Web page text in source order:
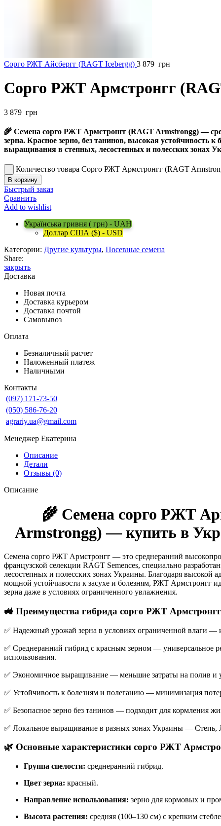
Сорго РЖТ Айсбергг (RAGT Icebergg) 3 879 грн
Сорго РЖТ Армстронгг
3 879 грн
🌾 Семена сорго РЖТ Армстронгг (RAGT Armstrongg) —
зерна. Красное зерно, без танинов, высокая устойчивость
выращивания в степных, лесостепных и полесских зонах
Количество товара Сорго РЖТ Армстронгг (RAGT
В корзину
Быстрый заказ
Сравнить
Add to wishlist
Українська гривня ( грн) - UAH
Доллар США ($) - USD
Категории: Другие культуры, Посевные семена
Share:
закрыть
Доставка
Новая почта
Доставка курьером
Доставка почтой
Самовывоз
Оплата
Безналичный расчет
Наложенный платеж
Наличными
Контакты
(097) 171-73-50
(050) 586-76-20
agrariy.ua@gmail.com
Менеджер Екатерина
Описание
Детали
Отзывы (0)
Описание
🌾 Семена сорго РЖТ
Armstrongg) — купить в
Семена сорго РЖТ Армстронгг — это среднеранний
французской селекции RAGT Semences, специально
лесостепных и полесских зонах Украины. Благодаря высокой
мощной устойчивости к засухе и болезням, РЖТ Армстронгг
зерна даже в условиях ограниченного увлажнения.
🚜 Преимущества гибрида сорго РЖТ
✅ Надежный урожай зерна в условиях ограниченной влаги —
✅ Среднеранний гибрид с красным зерном — универсальное
использования.
✅ Экономичное выращивание — меньшие затраты на полив и
✅ Устойчивость к болезням и полеганию — минимизация
✅ Безопасное зерно без танинов — подходит для кормления
✅ Локальное выращивание в разных зонах Украины — Степь,
🌿 Основные характеристики сорго РЖТ
Группа спелости: среднеранний гибрид.
Цвет зерна: красный.
Направление использования: зерно для кормовых и
Высота растения: средняя (100–130 см) с крепким